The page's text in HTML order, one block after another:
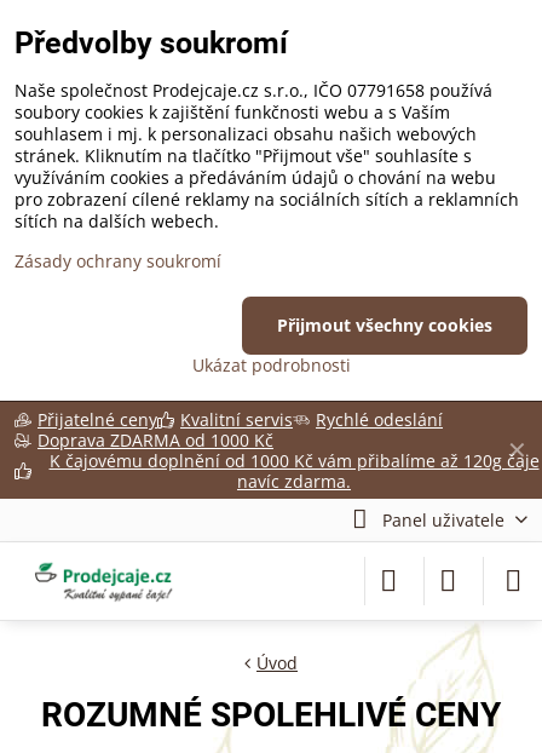
✕
Přijatelné ceny Kvalitní servis
Rychlé odeslání
Doprava ZDARMA od 1000 Kč
K čajovému doplnění od 1000 Kč vám přibalíme až 120g čaje
navíc zdarma.
Panel uživatele
Úvod
ROZUMNÉ SPOLEHLIVÉ CENY
Předvolby soukromí
Naše společnost Prodejcaje.cz s.r.o., IČO 07791658 používá
soubory cookies k zajištění funkčnosti webu a s Vaším
souhlasem i mj. k personalizaci obsahu našich webových
stránek. Kliknutím na tlačítko "Přijmout vše" souhlasíte s
využíváním cookies a předáváním údajů o chování na webu
pro zobrazení cílené reklamy na sociálních sítích a reklamních
sítích na dalších webech.
Zásady ochrany soukromí
Ukázat podrobnosti
Přijmout všechny cookies